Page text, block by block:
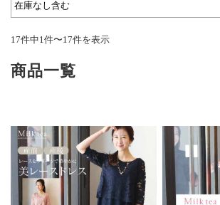
17件中1件〜17件を表示
商品一覧